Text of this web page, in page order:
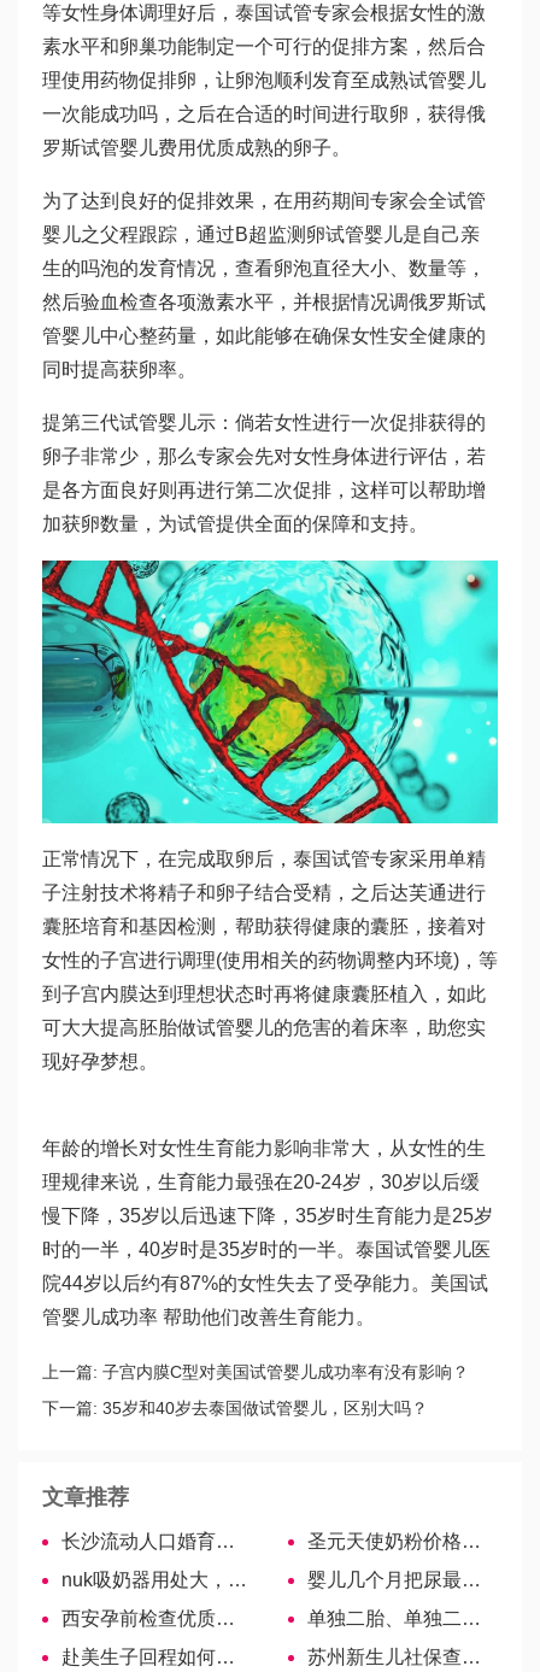
等女性身体调理好后，泰国试管专家会根据女性的激
素水平和卵巢功能制定一个可行的促排方案，然后合
理使用药物促排卵，让卵泡顺利发育至成熟试管婴儿
一次能成功吗 ，之后在合适的时间进行取卵，获得俄
罗斯试管婴儿费用优质成熟的卵子。
为了达到良好的促排效果，在用药期间专家会全试管
婴儿之父程跟踪，通过B超监测卵试管婴儿是自己亲
生的吗泡的发育情况，查看卵泡直径大小、数量等，
然后验血检查各项激素水平，并根据情况调俄罗斯试
管婴儿中心整药量，如此能够在确保女性安全健康的
同时提高获卵率。
提第三代试管婴儿示：倘若女性进行一次促排获得的
卵子非常少，那么专家会先对女性身体进行评估，若
是各方面良好则再进行第二次促排，这样可以帮助增
加获卵数量，为试管提供全面的保障和支持。
正常情况下，在完成取卵后，泰国试管专家采用单精
子注射技术将精子和卵子结合受精，之后达芙通进行
囊胚培育和基因检测，帮助获得健康的囊胚，接着对
女性的子宫进行调理(使用相关的药物调整内环境)，等
到子宫内膜达到理想状态时再将健康囊胚植入，如此
可大大提高胚胎做试管婴儿的危害的着床率，助您实
现好孕梦想。
年龄的增长对女性生育能力影响非常大，从女性的生
理规律来说，生育能力最强在20-24岁，30岁以后缓
慢下降，35岁以后迅速下降，35岁时生育能力是25岁
时的一半，40岁时是35岁时的一半。 泰国试管婴儿医
院44岁以后约有87%的女性失去了受孕能力。美国试
管婴儿成功率 帮助他们改善生育能力。
上一篇: 子宫内膜C型对美国试管婴儿成功率有没有影响？
下一篇: 35岁和40岁去泰国做试管婴儿，区别大吗？
文章推荐
长沙流动人口婚育证明：在望城区初次办理可前往这些地址
圣元天使奶粉价格表查询，领育、羊奶粉价格解析！
nuk吸奶器用处大，掌握正确方法很重要！
婴儿几个月把尿最佳？过早可引发危害
西安孕前检查优质医院分享，社区or医院怎样选看完就明白了
单独二胎、单独二孩不一样，一文为你解读两大区！
赴美生子回程如何携带行李
苏州新生儿社保查询网上线，分分钟让你了解进度